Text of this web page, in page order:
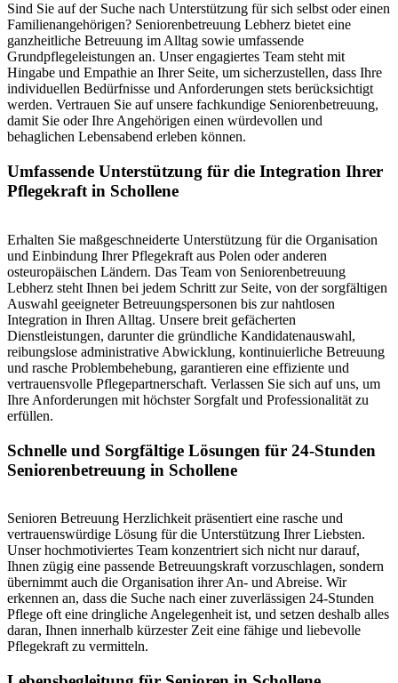
Sind Sie auf der Suche nach Unterstützung für sich selbst oder einen
Familienangehörigen? Seniorenbetreuung Lebherz bietet eine
ganzheitliche Betreuung im Alltag sowie umfassende
Grundpflegeleistungen an. Unser engagiertes Team steht mit
Hingabe und Empathie an Ihrer Seite, um sicherzustellen, dass Ihre
individuellen Bedürfnisse und Anforderungen stets berücksichtigt
werden. Vertrauen Sie auf unsere fachkundige Seniorenbetreuung,
damit Sie oder Ihre Angehörigen einen würdevollen und
behaglichen Lebensabend erleben können.
Umfassende Unterstützung für die Integration Ihrer
Pflegekraft in Schollene
Erhalten Sie maßgeschneiderte Unterstützung für die Organisation
und Einbindung Ihrer Pflegekraft aus Polen oder anderen
osteuropäischen Ländern. Das Team von Seniorenbetreuung
Lebherz steht Ihnen bei jedem Schritt zur Seite, von der sorgfältigen
Auswahl geeigneter Betreuungspersonen bis zur nahtlosen
Integration in Ihren Alltag. Unsere breit gefächerten
Dienstleistungen, darunter die gründliche Kandidatenauswahl,
reibungslose administrative Abwicklung, kontinuierliche Betreuung
und rasche Problembehebung, garantieren eine effiziente und
vertrauensvolle Pflegepartnerschaft. Verlassen Sie sich auf uns, um
Ihre Anforderungen mit höchster Sorgfalt und Professionalität zu
erfüllen.
Schnelle und Sorgfältige Lösungen für 24-Stunden
Seniorenbetreuung in Schollene
Senioren Betreuung Herzlichkeit präsentiert eine rasche und
vertrauenswürdige Lösung für die Unterstützung Ihrer Liebsten.
Unser hochmotiviertes Team konzentriert sich nicht nur darauf,
Ihnen zügig eine passende Betreuungskraft vorzuschlagen, sondern
übernimmt auch die Organisation ihrer An- und Abreise. Wir
erkennen an, dass die Suche nach einer zuverlässigen 24-Stunden
Pflege oft eine dringliche Angelegenheit ist, und setzen deshalb alles
daran, Ihnen innerhalb kürzester Zeit eine fähige und liebevolle
Pflegekraft zu vermitteln.